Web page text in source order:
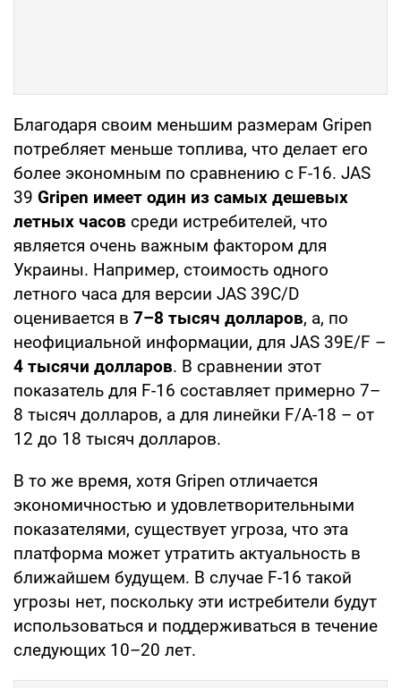
Благодаря своим меньшим размерам Gripen
потребляет меньше топлива, что делает его
более экономным по сравнению с F-16. JAS
39 Gripen имеет один из самых дешевых
летных часов среди истребителей, что
является очень важным фактором для
Украины. Например, стоимость одного
летного часа для версии JAS 39C/D
оценивается в 7–8 тысяч долларов, а, по
неофициальной информации, для JAS 39E/F –
4 тысячи долларов. В сравнении этот
показатель для F-16 составляет примерно 7–
8 тысяч долларов, а для линейки F/A-18 – от
12 до 18 тысяч долларов.
В то же время, хотя Gripen отличается
экономичностью и удовлетворительными
показателями, существует угроза, что эта
платформа может утратить актуальность в
ближайшем будущем. В случае F-16 такой
угрозы нет, поскольку эти истребители будут
использоваться и поддерживаться в течение
следующих 10–20 лет.